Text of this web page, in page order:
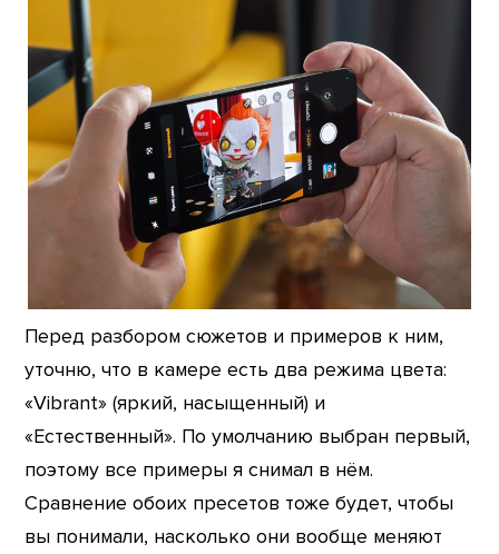
Перед разбором сюжетов и примеров к ним,
уточню, что в камере есть два режима цвета:
«Vibrant» (яркий, насыщенный) и
«Естественный». По умолчанию выбран первый,
поэтому все примеры я снимал в нём.
Сравнение обоих пресетов тоже будет, чтобы
вы понимали, насколько они вообще меняют